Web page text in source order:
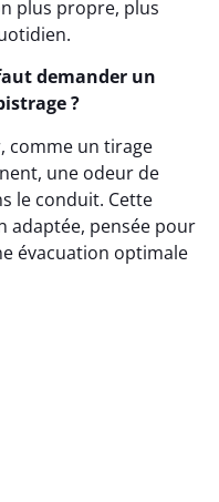
plus propre, plus
demander un
?
comme un tirage
une odeur de
le conduit. Cette
adaptée, pensée pour
évacuation optimale